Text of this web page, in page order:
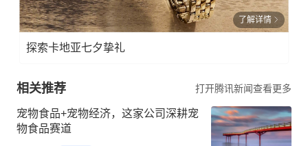
了解详情
探索卡地亚七夕挚礼
相关推荐 打开腾讯新闻查看更多
宠物食品+宠物经济，这家公司深耕宠
物食品赛道